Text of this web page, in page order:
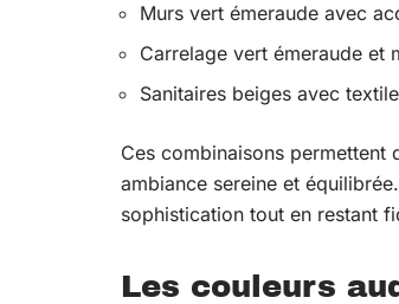
Murs vert émeraude avec
Carrelage vert émeraude et
Sanitaires beiges avec
Ces combinaisons permettent
ambiance sereine et
sophistication tout en restant
Les couleurs